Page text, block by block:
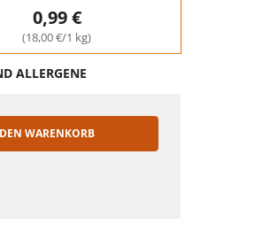
0,99 €
(18,00 €/1 kg)
ALLERGENE
WARENKORB